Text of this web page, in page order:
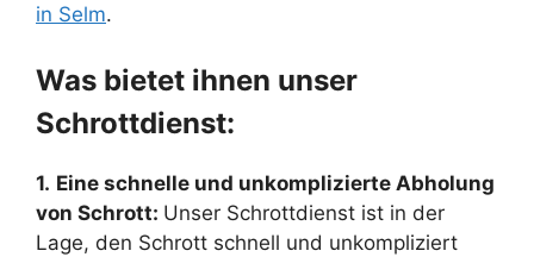
in Selm.
Was bietet ihnen unser
Schrottdienst:
1. Eine schnelle und unkomplizierte Abholung
von Schrott: Unser Schrottdienst ist in der
Lage, den Schrott schnell und unkompliziert